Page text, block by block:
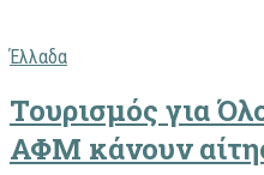
Έλλαδα
Τουρισμός για
ΑΦΜ κάνουν